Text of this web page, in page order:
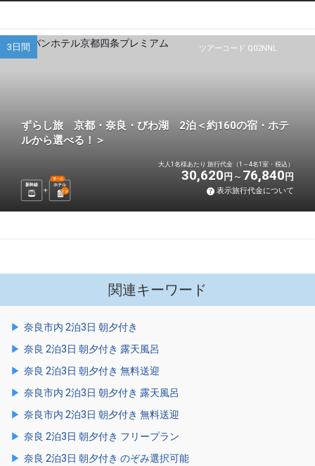
ツアーコード Q02NNL
3日間
ずらし旅 京都・奈良・びわ湖 2泊＜約160の宿・ホテ
ルから選べる！＞
新幹線 ホテル
選べる
2泊
大人1名様あたり 旅行代金（1～4名1室・税込）
30,620 円 76,840 円
表示旅行代金について
関連キーワード
奈良市内 2泊3日 朝夕付き
奈良 2泊3日 朝夕付き 露天風呂
奈良 2泊3日 朝夕付き 無料送迎
奈良市内 2泊3日 朝夕付き 露天風呂
奈良市内 2泊3日 朝夕付き 無料送迎
奈良 2泊3日 朝夕付き フリープラン
奈良 2泊3日 朝夕付き のぞみ選択可能